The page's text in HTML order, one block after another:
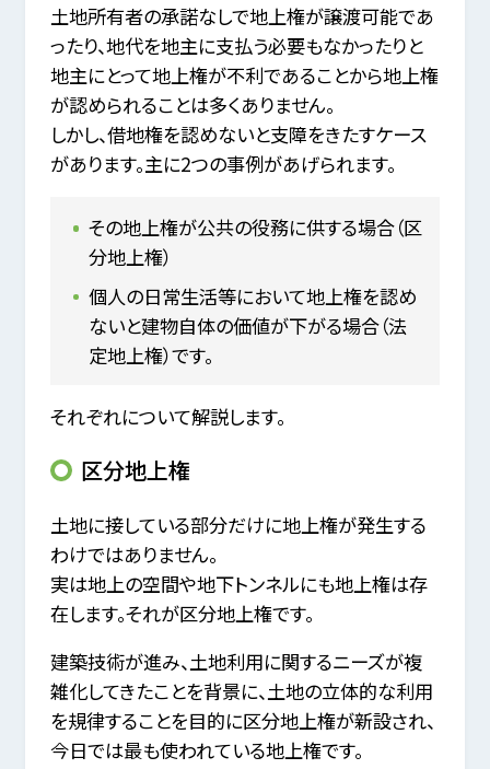
土地所有者の承諾なしで地上権が譲渡可能であ
ったり、地代を地主に支払う必要もなかったりと
地主にとって地上権が不利であることから地上権
が認められることは多くありません。
しかし、借地権を認めないと支障をきたすケース
があります。主に2つの事例があげられます。
その地上権が公共の役務に供する場合（区
分地上権）
個人の日常生活等において地上権を認め
ないと建物自体の価値が下がる場合（法
定地上権）です。
それぞれについて解説します。
区分地上権
土地に接している部分だけに地上権が発生する
わけではありません。
実は地上の空間や地下トンネルにも地上権は存
在します。それが区分地上権です。
建築技術が進み、土地利用に関するニーズが複
雑化してきたことを背景に、土地の立体的な利用
を規律することを目的に区分地上権が新設され、
今日では最も使われている地上権です。